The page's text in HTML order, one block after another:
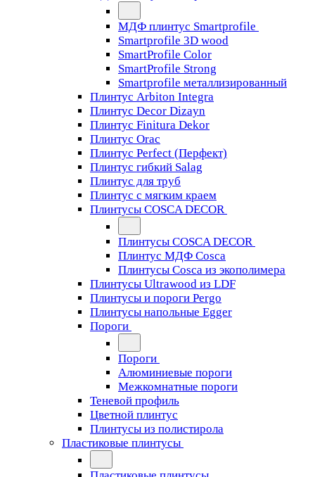
МДФ плинтус Smartprofile
Smartprofile 3D wood
SmartProfile Color
SmartProfile Strong
Smartprofile металлизированный
Плинтус Arbiton Integra
Плинтус Decor Dizayn
Плинтус Finitura Dekor
Плинтус Orac
Плинтус Perfect (Перфект)
Плинтус гибкий Salag
Плинтус для труб
Плинтус с мягким краем
Плинтусы COSCA DECOR
Плинтусы COSCA DECOR
Плинтус МДФ Cosca
Плинтусы Cosca из экополимера
Плинтусы Ultrawood из LDF
Плинтусы и пороги Pergo
Плинтусы напольные Egger
Пороги
Пороги
Алюминиевые пороги
Межкомнатные пороги
Теневой профиль
Цветной плинтус
Плинтусы из полистирола
Пластиковые плинтусы